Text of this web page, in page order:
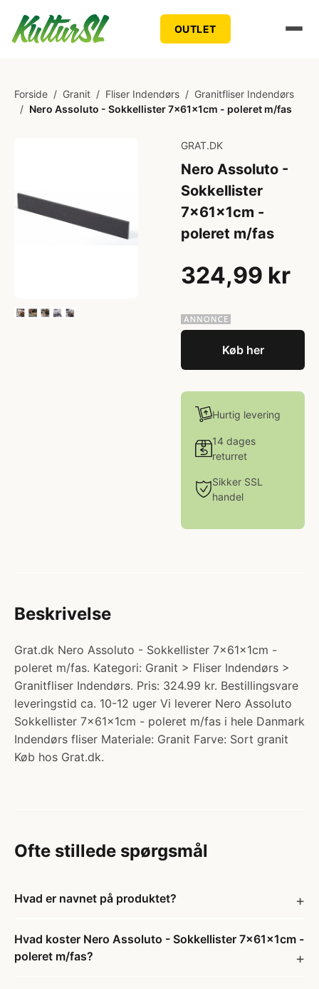
OUTLET
Forside / Granit / Fliser Indendørs / Granitfliser Indendørs
/ Nero Assoluto - Sokkellister 7x61x1cm - poleret m/fas
GRAT.DK
Nero Assoluto -
Sokkellister
7x61x1cm -
poleret m/fas
324,99 kr
Køb her
Hurtig levering
14 dages
returret
Sikker SSL
handel
Beskrivelse
Grat.dk Nero Assoluto - Sokkellister 7x61x1cm -
poleret m/fas. Kategori: Granit > Fliser Indendørs >
Granitfliser Indendørs. Pris: 324.99 kr. Bestillingsvare
leveringstid ca. 10-12 uger Vi leverer Nero Assoluto
Sokkellister 7x61x1cm - poleret m/fas i hele Danmark
Indendørs fliser Materiale: Granit Farve: Sort granit
Køb hos Grat.dk.
Ofte stillede spørgsmål
Hvad er navnet på produktet?
Hvad koster Nero Assoluto - Sokkellister 7x61x1cm -
poleret m/fas?